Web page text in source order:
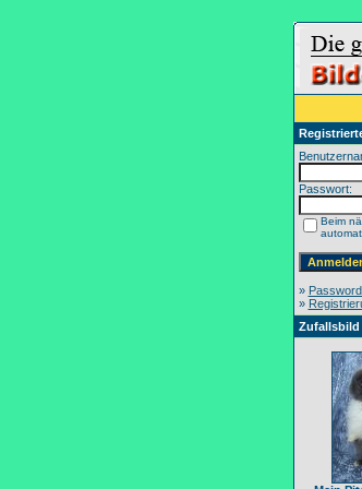
Passwort:
Beim
»
»
Zufallsbild